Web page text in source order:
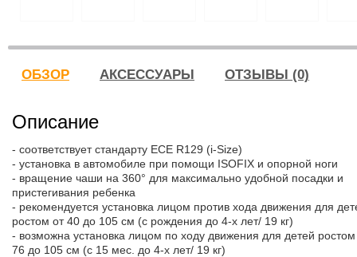
ОБЗОР АКСЕССУАРЫ ОТЗЫВЫ (0)
Описание
- соответствует стандарту ECE R129 (i-Size)
- установка в автомобиле при помощи ISOFIX и опорной ноги
- вращение чаши на 360° для максимально удобной посадки и
пристегивания ребенка
- рекомендуется установка лицом против хода движения для
ростом от 40 до 105 см (с рождения до 4-х лет/ 19 кг)
- возможна установка лицом по ходу движения для детей ростом
76 до 105 см (с 15 мес. до 4-х лет/ 19 кг)